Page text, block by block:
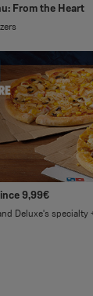
From the Heart
9,99€
Deluxe's specialty